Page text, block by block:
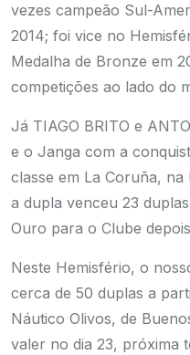
vezes campeão Sul-
2014; foi vice no
Medalha de Bronze em
competições ao lado do
Já TIAGO BRITO e
e o Janga com a
classe em La Coruña, na
a dupla venceu 23
Ouro para o Clube
Neste Hemisfério, o
cerca de 50 duplas a
Náutico Olivos, de
valer no dia 23, próxima